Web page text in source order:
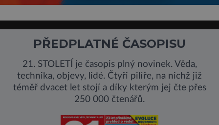
PŘEDPLATNÉ ČASOPISU
21. STOLETÍ je časopis plný novinek. Věda,
technika, objevy, lidé. Čtyři pilíře, na nichž již
téměř dvacet let stojí a díky kterým jej čte přes
250 000 čtenářů.